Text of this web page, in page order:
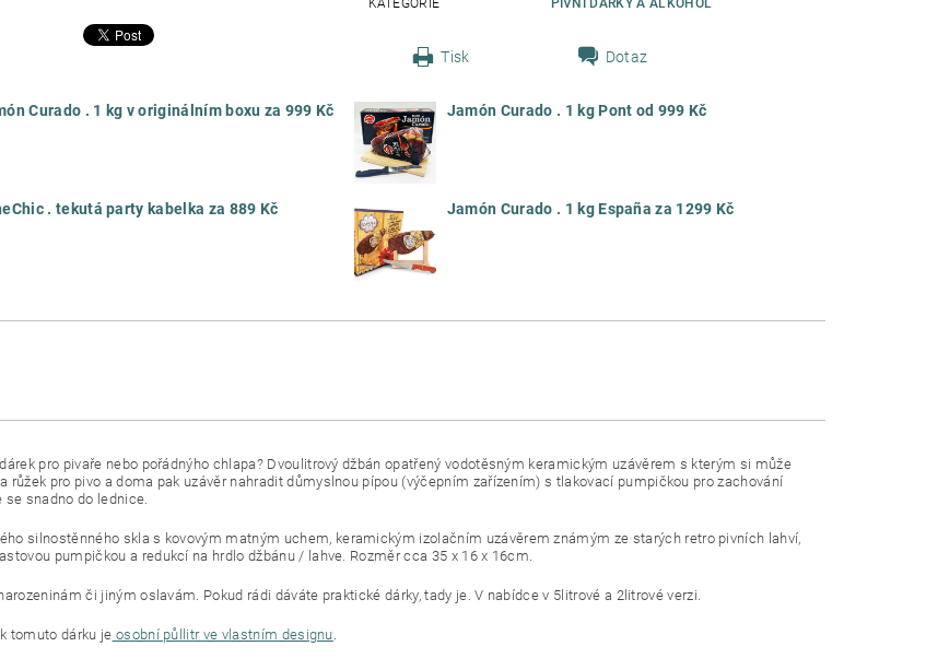
KATEGORIE
PIVNÍ DÁRKY A ALKOHOL
Tisk Dotaz
Curado . 1 kg v originálním boxu za 999 Kč Jamón Curado . 1 kg Pont od 999 Kč
. tekutá party kabelka za 889 Kč Jamón Curado . 1 kg España za 1299 Kč
pro pivaře nebo pořádnýho chlapa? Dvoulitrový džbán opatřený vodotěsným keramickým uzávěrem s kterým si může
růžek pro pivo a doma pak uzávěr nahradit důmyslnou pípou (výčepním zařízením) s tlakovací pumpičkou pro zachování
se snadno do lednice.
silnostěnného skla s kovovým matným uchem, keramickým izolačním uzávěrem známým ze starých retro pivních lahví,
pumpičkou a redukcí na hrdlo džbánu / lahve. Rozměr cca 35 x 16 x 16cm.
či jiným oslavám. Pokud rádi dáváte praktické dárky, tady je. V nabídce v 5litrové a 2litrové verzi.
tomuto dárku je osobní půllitr ve vlastním designu.